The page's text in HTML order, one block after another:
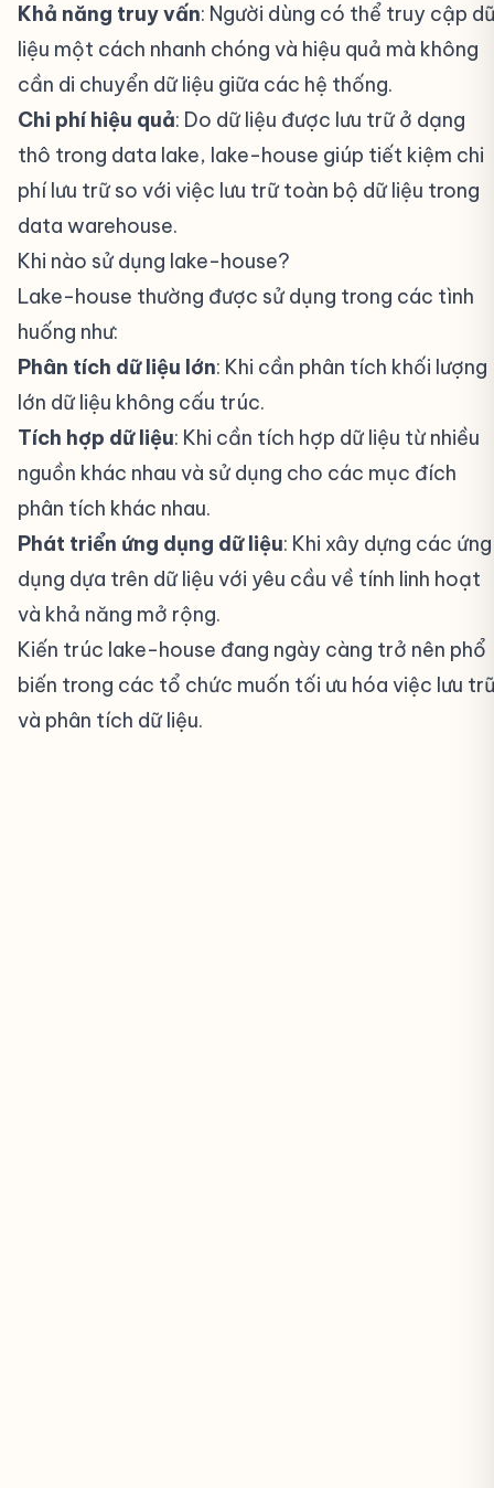
Khả năng truy vấn: Người dùng có thể truy cập
liệu một cách nhanh chóng và hiệu quả mà không
cần di chuyển dữ liệu giữa các hệ thống.
Chi phí hiệu quả: Do dữ liệu được lưu trữ ở dạng
thô trong data lake, lake-house giúp tiết kiệm chi
phí lưu trữ so với việc lưu trữ toàn bộ dữ liệu trong
data warehouse.
Khi nào sử dụng lake-house?
Lake-house thường được sử dụng trong các tình
huống như:
Phân tích dữ liệu lớn: Khi cần phân tích khối lượng
lớn dữ liệu không cấu trúc.
Tích hợp dữ liệu: Khi cần tích hợp dữ liệu từ nhiều
nguồn khác nhau và sử dụng cho các mục đích
phân tích khác nhau.
Phát triển ứng dụng dữ liệu: Khi xây dựng các ứng
dụng dựa trên dữ liệu với yêu cầu về tính linh hoạt
và khả năng mở rộng.
Kiến trúc lake-house đang ngày càng trở nên phổ
biến trong các tổ chức muốn tối ưu hóa việc lưu
và phân tích dữ liệu.